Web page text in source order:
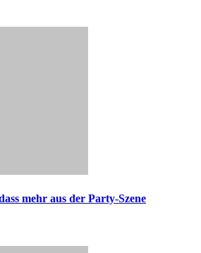
mehr aus der Party-Szene